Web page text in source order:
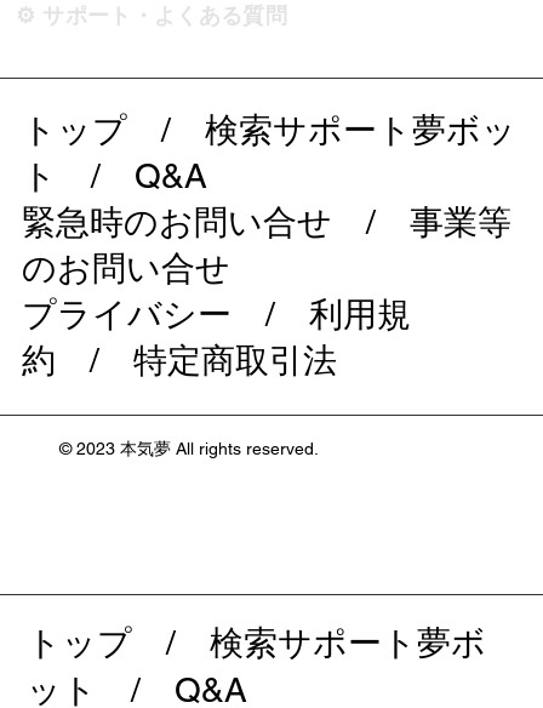
© 2023 本気夢 All rights reserved.
トップ/ 検索サポート夢ボッ
ト
/ Q&A
緊急時のお問い合せ / 事業等
のお問い合せ
プライバシー / 利用規
約 / 特定商取引法
⚙️ サポート・よくある質問
トップ /検索サポート夢ボ
ット
/ Q&A